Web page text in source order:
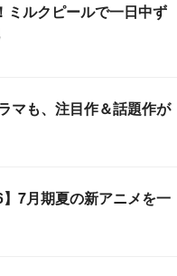
ミルクピールで一日中ず
マも、注目作＆話題作が
】7月期夏の新アニメを一